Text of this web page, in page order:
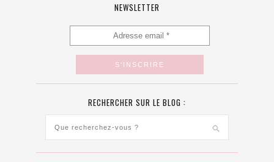
NEWSLETTER
RECHERCHER SUR LE BLOG :